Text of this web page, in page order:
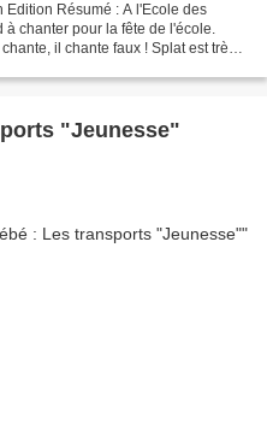
Edition Résumé : A l'Ecole des
chanter pour la fête de l'école.
il chante faux ! Splat est très
"Jeunesse"